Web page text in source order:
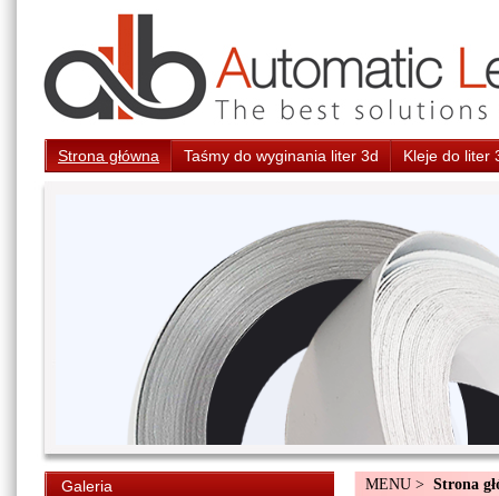
Strona główna Taśmy do wyginania liter 3d Kleje do liter
Galeria MENU > Strona